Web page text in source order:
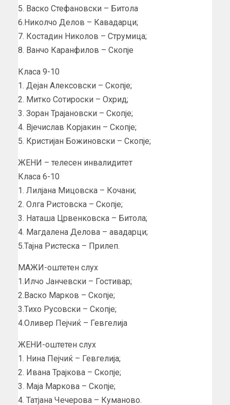
5. Васко Стефановски – Битола
6.Николчо Делов – Кавадарци;
7. Костадин Николов – Струмица;
8. Ванчо Каранфилов – Скопје
Класа 9-10
1. Дејан Алексовски – Скопје;
2. Митко Сотироски – Охрид;
3. Зоран Трајановски – Скопје;
4. Вјечислав Корјакин – Скопје;
5. Кристијан Божиновски – Скопје;
ЖЕНИ – телесен инвалидитет
Класа 6-10
1. Лилјана Мицовска – Кочани;
2. Олга Ристовска – Скопје;
3. Наташа Црвенковска – Битола;
4. Магдалена Делова – авадарци;
5.Тајна Ристеска – Прилеп.
МАЖИ-оштетен слух
1.Илчо Јанчевски – Гостивар;
2.Васко Марков – Скопје;
3.Тихо Русовски – Скопје;
4.Оливер Пејчиќ – Гевгелија
ЖЕНИ-оштетен слух
1. Нина Пејчиќ – Гевгелија;
2. Ивана Трајкова – Скопје;
3. Маја Маркова – Скопје;
4. Татјана Чечерова – Куманово.